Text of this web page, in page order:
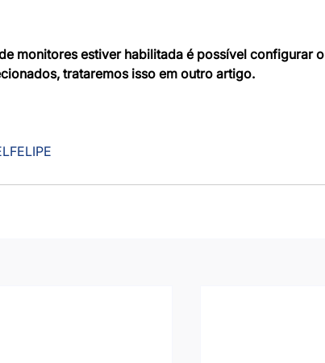
monitores estiver habilitada é possível configurar o
trataremos isso em outro artigo.